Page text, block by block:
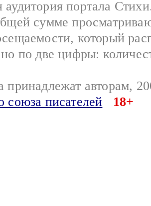
портала
сумме
который
по две цифры:
принадлежат авторам,
союза писателей
18+